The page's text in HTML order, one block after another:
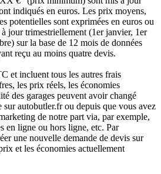
indiqués en euros. Les prix moyens,
potentielles sont exprimées en euros ou
jour trimestriellement (1er janvier, 1er
sur la base de 12 mois de données
reçu au moins quatre devis.
et incluent tous les autres frais
les prix réels, les économies
des garages peuvent avoir changé
autobutler.fr ou depuis que vous avez
de notre part via, par exemple,
en ligne ou hors ligne, etc. Par
une nouvelle demande de devis sur
et les économies actuellement